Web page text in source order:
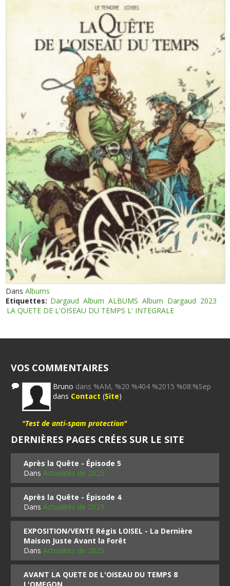
DansAlbums
Etiquettes: Dargaud Album ALBUMS Album Dargaud 2023
LA QUETE DE L'OISEAU DU TEMPS L' INTEGRALE
VOS COMMENTAIRES
Bruno dans %AM, %20 %404 %2015 %08:%Sep
dans Contact (Site)
"Test de anti-spam protection"
DERNIÈRES PAGES CRÉES SUR LE SITE
Après la Quête - Épisode 5
DansActualités de 2025
Après la Quête - Épisode 4
DansActualités de 2025
EXPOSITION/VENTE Régis LOISEL - La Dernière
Maison Juste Avant la Forêt
DansActualités de 2025
AVANT LA QUETE DE L'OISEAU DU TEMPS 8